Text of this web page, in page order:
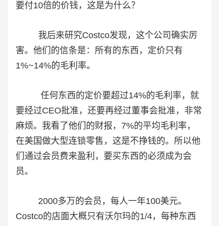
要付10倍的价钱，这是为什么？
我后来研究Costco发现，这个公司确实厉
害。他们的信条是：所有的东西，定价只有
1%~14%的毛利率。
任何东西的定价要超过14%的毛利率，就
要经过CEO批准，还要再经过董事会批准，非常
麻烦。我看了他们的财报，7%的平均毛利率，
在美国做大型连锁零售，这是不挣钱的。所以他
们通过会员费来盈利，要买东西的必须成为会
员。
2000多万的会员，每人一年100美元。
Costco的店面大概只有沃尔玛的1/4，每种东西